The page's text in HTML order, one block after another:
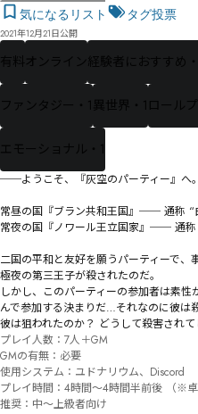
気になるリスト
タグ投票
2021年12月21日公開
有料 オンライン 経験者におすすめ
ファンタジー・1 異世界・1 ロール
エモーショナル・1
──ようこそ、『灰空のパーティー』へ。
常昼の国『ブラン共和王国』── 通称 “
常夜の国『ノワール王立国家』── 通称
二国の平和と友好を願うパーティーで、
極夜の第三王子が殺されたのだ。
しかし、このパーティーの参加者は素
んで参加する決まりだ…それなのに彼は
彼は狙われたのか？ どうして殺害され
プレイ人数：7人＋GM
GMの有無：必要
使用システム：ユドナリウム、Discord
プレイ時間：4時間～4時間半前後 （※卓
推奨：中〜上級者向け